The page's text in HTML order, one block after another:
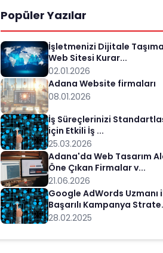
Popüler Yazılar
İşletmenizi Dijitale
Web Sitesi Kurar...
02.01.2026
Adana Website firmaları
08.01.2026
İş Süreçlerinizi
için Etkili İş ...
25.03.2026
Adana'da Web Tasarım
Öne Çıkan Firmalar v...
21.06.2026
Google AdWords Uzmanı
Başarılı Kampanya
28.02.2025